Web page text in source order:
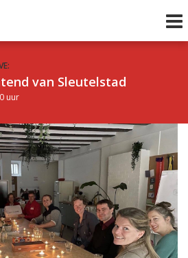
van Sleutelstad
uur
uur 1 van 0 Volgend uur